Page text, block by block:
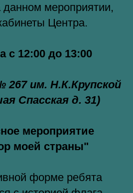
мероприятии,
Центра.
с 12:00 до 13:00
им. Н.К.Крупской
Спасская д. 31)
мероприятие
моей страны"
форме ребята